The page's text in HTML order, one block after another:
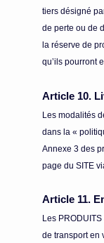
tiers désigné
de perte ou de
la réserve de
qu’ils pourront
Article 10.
Les modalités
dans la «
Annexe 3 des
page du SITE
Article 11.
Les
de transport en